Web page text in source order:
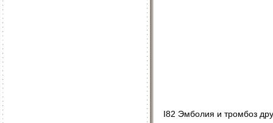
I82 Эмболия и тромбоз